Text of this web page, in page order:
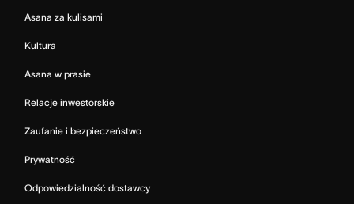
Asana za kulisami
Kultura
Asana w prasie
Relacje inwestorskie
Zaufanie i bezpieczeństwo
Prywatność
Odpowiedzialność dostawcy